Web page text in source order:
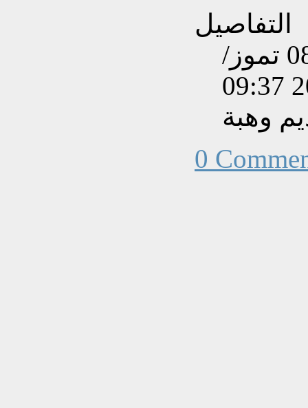
التفاصيل
تم إنشاءه بتاريخ الثلاثاء, 08 تموز/
وهبة
0